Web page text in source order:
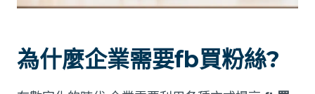
為什麼企業需要fb買粉絲?